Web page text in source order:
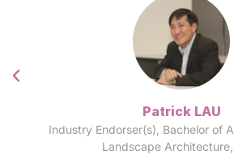
Sr Dr WONG Tsz
Industry Endorser(s), Bachelor of
in Surveying, THEi